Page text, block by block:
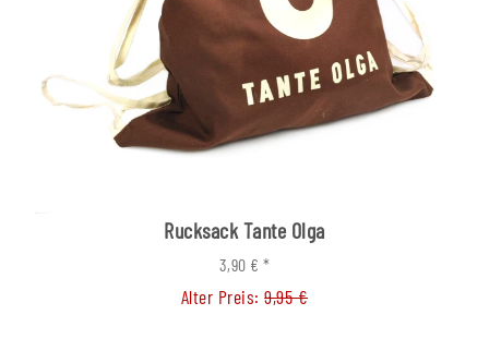
Rucksack Tante Olga
3,90 € *
Alter Preis:9,95 €